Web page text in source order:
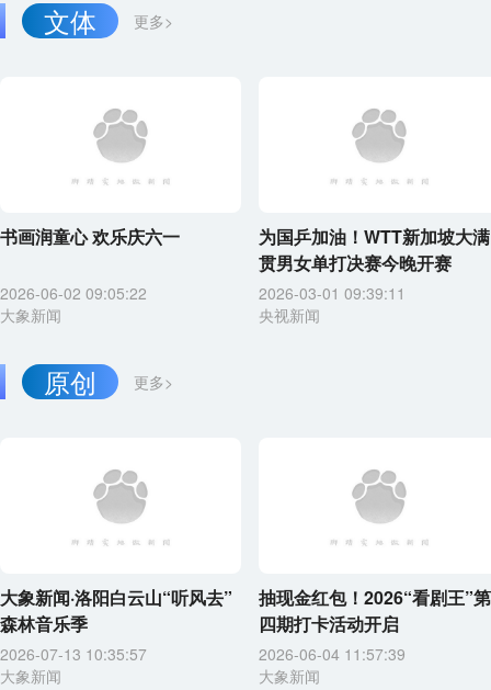
更多>
文体
书画润童心 欢乐庆六一
2026-06-02 09:05:22
大象新闻
为国乒加油！WTT新加坡大满
贯男女单打决赛今晚开赛
2026-03-01 09:39:11
央视新闻
更多>
原创
大象新闻·洛阳白云山“听风去”
森林音乐季
2026-07-13 10:35:57
大象新闻
抽现金红包！2026“看剧王”第
四期打卡活动开启
2026-06-04 11:57:39
大象新闻